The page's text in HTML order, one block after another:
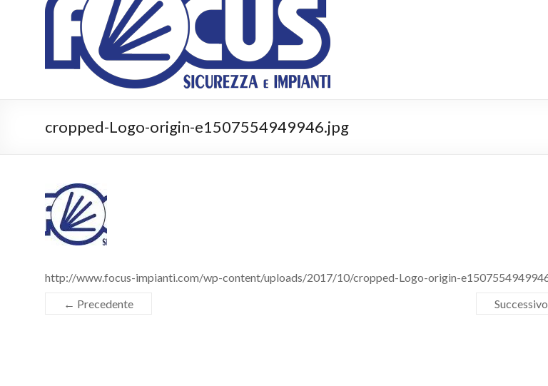
Impianti
Sicurezza
impianti
cropped-Logo-origin-e1507554949946.jpg
http://www.focus-impianti.com/wp-content/uploads/2017/10/cropped-Logo-origin-
← Precedente